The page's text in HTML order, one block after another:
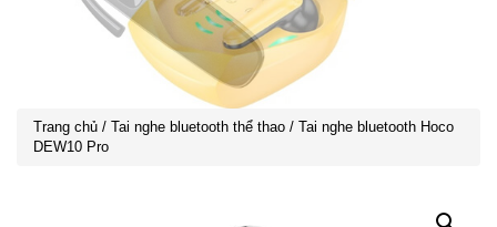
Trang chủ / Tai nghe bluetooth thể thao / Tai nghe bluetooth Hoco
DEW10 Pro